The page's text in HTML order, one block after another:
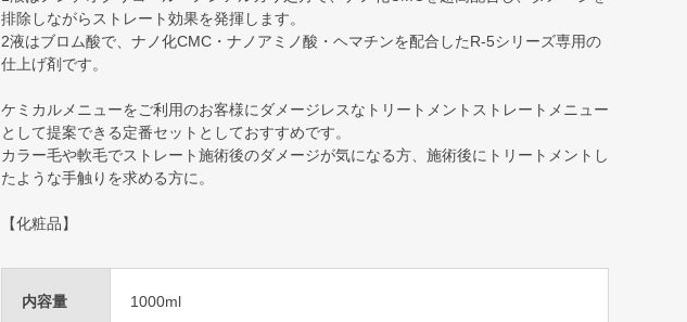
排除しながらストレート効果を発揮します。
2液はブロム酸で、ナノ化CMC・ナノアミノ酸・ヘマチンを配合したR-5シリーズ専用の
仕上げ剤です。
ケミカルメニューをご利用のお客様にダメージレスなトリートメントストレートメニュー
として提案できる定番セットとしておすすめです。
カラー毛や軟毛でストレート施術後のダメージが気になる方、施術後にトリートメントし
たような手触りを求める方に。
【化粧品】
内容量 1000ml